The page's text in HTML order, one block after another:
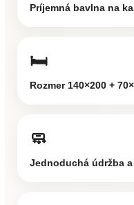
Príjemná bavlna na
🛏️
Rozmer 140×200 +
🧼
Jednoduchá údržba